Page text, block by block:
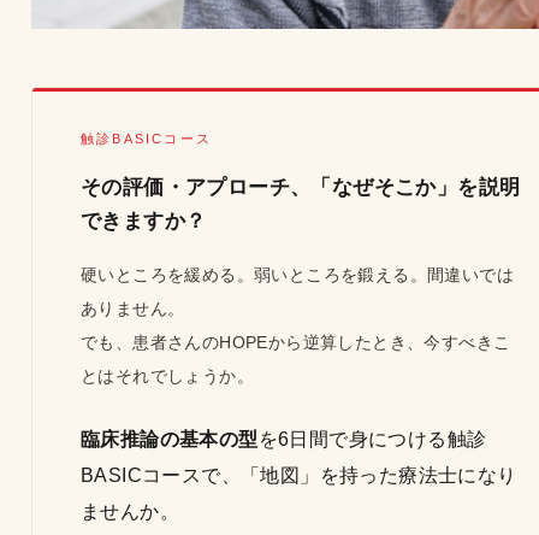
触診BASICコース
その評価・アプローチ、「なぜそこか」を説明
できますか？
硬いところを緩める。弱いところを鍛える。間違いでは
ありません。
でも、患者さんのHOPEから逆算したとき、今すべきこ
とはそれでしょうか。
臨床推論の基本の型 を6日間で身につける触診
BASICコースで、「地図」を持った療法士になり
ませんか。